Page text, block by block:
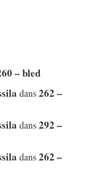
– bled
dans262 –
dans292 –
dans262 –